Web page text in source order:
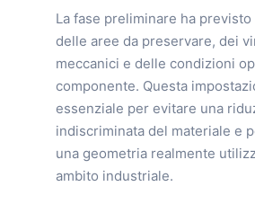
La fase preliminare ha
delle aree da preservare, dei
meccanici e delle condizioni
componente. Questa
essenziale per evitare una
indiscriminata del materiale e
una geometria realmente
ambito industriale.